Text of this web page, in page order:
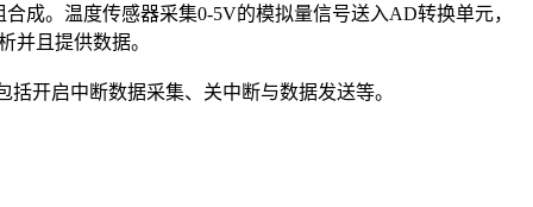
。温度传感器采集0-5V的模拟量信号送入AD转换单元，
并且提供数据。
开启中断数据采集、关中断与数据发送等。